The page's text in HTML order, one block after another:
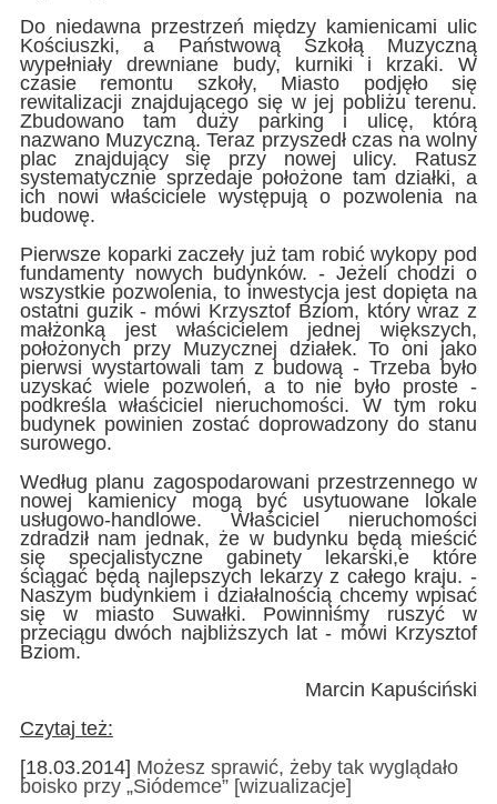
Do niedawna przestrzeń między kamienicami ulic
Kościuszki, a Państwową Szkołą Muzyczną
wypełniały drewniane budy, kurniki i krzaki. W
czasie remontu szkoły, Miasto podjęło się
rewitalizacji znajdującego się w jej pobliżu terenu.
Zbudowano tam duży parking i ulicę, którą
nazwano Muzyczną. Teraz przyszedł czas na wolny
plac znajdujący się przy nowej ulicy. Ratusz
systematycznie sprzedaje położone tam działki, a
ich nowi właściciele występują o pozwolenia na
budowę.
Pierwsze koparki zaczeły już tam robić wykopy pod
fundamenty nowych budynków. - Jeżeli chodzi o
wszystkie pozwolenia, to inwestycja jest dopięta na
ostatni guzik - mówi Krzysztof Bziom, który wraz z
małżonką jest właścicielem jednej większych,
położonych przy Muzycznej działek. To oni jako
pierwsi wystartowali tam z budową - Trzeba było
uzyskać wiele pozwoleń, a to nie było proste -
podkreśla właściciel nieruchomości. W tym roku
budynek powinien zostać doprowadzony do stanu
surowego.
Według planu zagospodarowani przestrzennego w
nowej kamienicy mogą być usytuowane lokale
usługowo-handlowe. Właściciel nieruchomości
zdradził nam jednak, że w budynku będą mieścić
się specjalistyczne gabinety lekarski,e które
ściągać będą najlepszych lekarzy z całego kraju. -
Naszym budynkiem i działalnością chcemy wpisać
się w miasto Suwałki. Powinniśmy ruszyć w
przeciągu dwóch najbliższych lat - mówi Krzysztof
Bziom.
Marcin Kapuściński
Czytaj też:
[18.03.2014] Możesz sprawić, żeby tak wyglądało
boisko przy „Siódemce” [wizualizacje]